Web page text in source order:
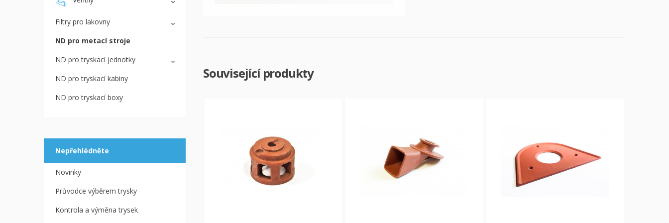
Filtry pro lakovny
ND pro metací stroje
ND pro tryskací jednotky
ND pro tryskací kabiny
ND pro tryskací boxy
Nepřehlédněte
Novinky
Průvodce výběrem trysky
Kontrola a výměna trysek
Související produkty